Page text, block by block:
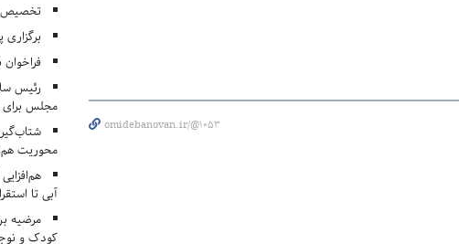
omidebanovan.ir/@1053
تخصیص ۲۰ میلیارد تومان برای درمان
برگزاری پویش «۴ کتاب، ۴
رئیس
مجلس برای
محوریت
آبی تا
مرضیه
کودک و